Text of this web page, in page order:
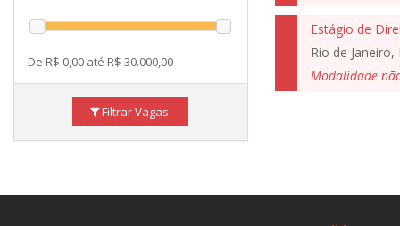
De R$ 0,00 até R$ 30.000,00
Filtrar Vagas
Estágio de
Rio de Janeiro,
Modalidade